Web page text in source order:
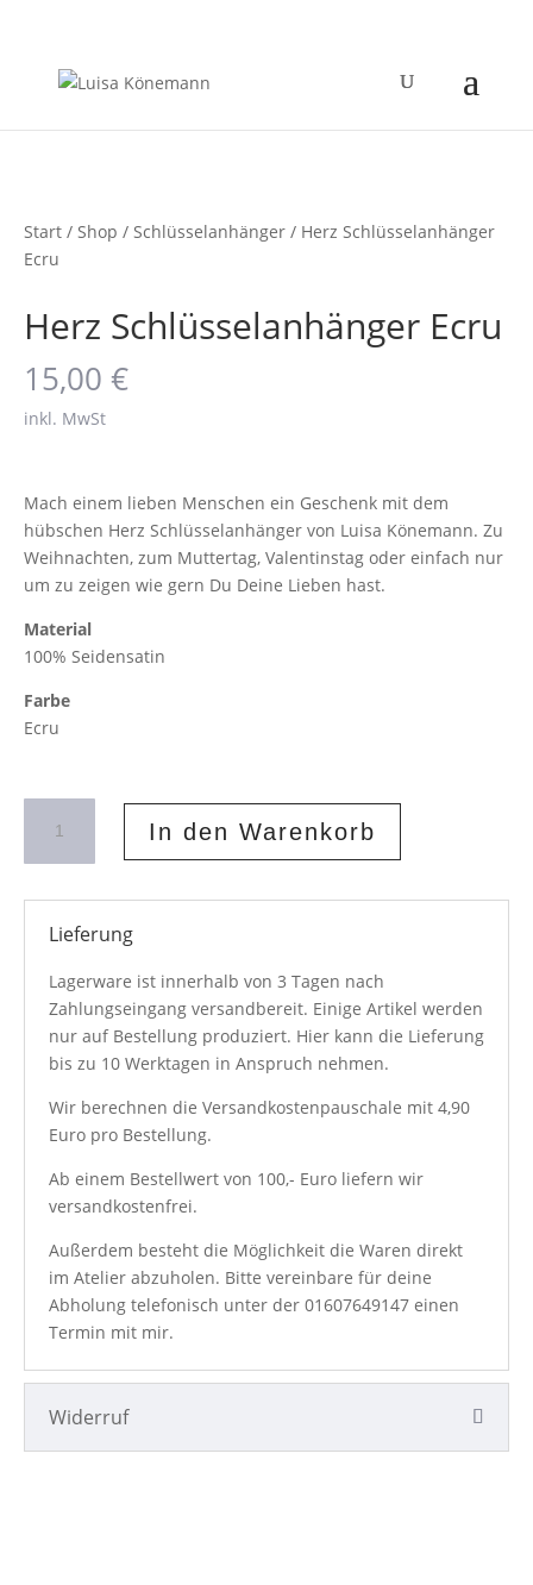
Start / Shop / Schlüsselanhänger / Herz Schlüsselanhänger
Ecru
Herz Schlüsselanhänger Ecru
15,00 €
inkl. MwSt
Mach einem lieben Menschen ein Geschenk mit dem
hübschen Herz Schlüsselanhänger von Luisa Könemann. Zu
Weihnachten, zum Muttertag, Valentinstag oder einfach nur
um zu zeigen wie gern Du Deine Lieben hast.
Material
100% Seidensatin
Farbe
Ecru
Schlüsselanhänger
Ecru
In den Warenkorb
Lieferung
Lagerware ist innerhalb von 3 Tagen nach
Zahlungseingang versandbereit. Einige Artikel werden
nur auf Bestellung produziert. Hier kann die Lieferung
bis zu 10 Werktagen in Anspruch nehmen.
Wir berechnen die Versandkostenpauschale mit 4,90
Euro pro Bestellung.
Ab einem Bestellwert von 100,- Euro liefern wir
versandkostenfrei.
Außerdem besteht die Möglichkeit die Waren direkt
im Atelier abzuholen. Bitte vereinbare für deine
Abholung telefonisch unter der 01607649147 einen
Termin mit mir.
Widerruf